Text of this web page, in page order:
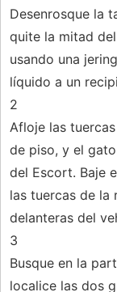
Desenrosque la
quite la mitad
usando una
líquido a un
2
Afloje las
de piso, y el
del Escort. Baje
las tuercas de la
delanteras del
3
Busque en la
localice las dos